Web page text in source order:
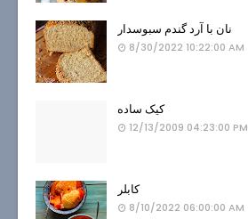
نان با آرد گندم سبوسدار
8/30/2022 10:22:00 AM
کیک ساده
12/13/2009 04:23:00 PM
کابلر
8/10/2022 06:00:00 AM